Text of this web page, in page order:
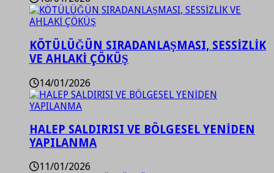
KÖTÜLÜĞÜN SIRADANLAŞMASI, SESSİZLİK
VE AHLAKİ ÇÖKÜŞ
14/01/2026
HALEP SALDIRISI VE BÖLGESEL YENİDEN
YAPILANMA
11/01/2026